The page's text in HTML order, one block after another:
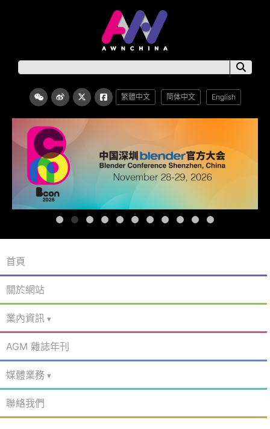
繁體中文 简体中文 English
首頁
關於網站
業內資訊
AGM 雜誌年刊
媒體業務
聯絡我們